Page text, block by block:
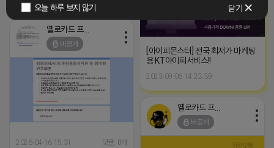
오늘 하루 보지 않기 닫기
[아이피몬스터] 전국 최저가 마케팅
용 KT아이피서비스!!
2023-09-06 14:23:39
옐로카드 프로도
비공개
2026-04-16 15:31 댓글: 0개
옐로카드 프로도
비공개